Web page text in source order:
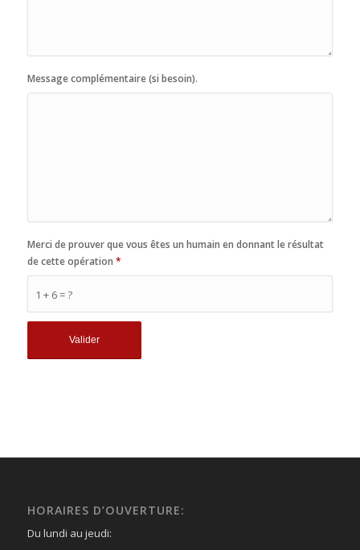
Message complémentaire (si besoin).
1 + 6 = ?
Merci de prouver que vous êtes un humain en donnant le résultat
de cette opération *
HORAIRES D’OUVERTURE:
Du lundi au jeudi: